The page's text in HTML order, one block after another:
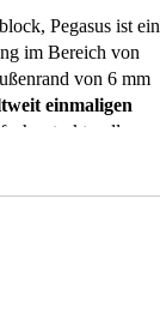
Pegasus ist ein
im Bereich von
von 6 mm
einmaligen
strukturelle
Folge hat, dass das
unsichtbarer Form,